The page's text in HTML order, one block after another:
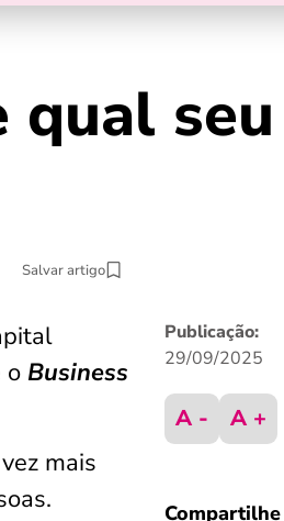
qual seu
Salvar artigo
o Business
mais
Publicação:
29/09/2025
A - A +
Compartilhe